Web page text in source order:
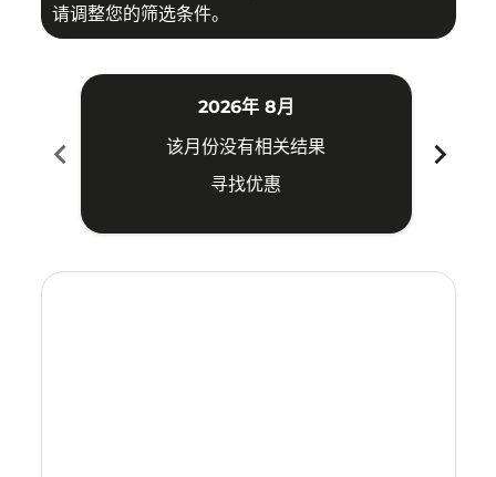
请调整您的筛选条件。
chevron_left
2026年 8月
该月份没有相关结果
寻找优惠
chevron_right